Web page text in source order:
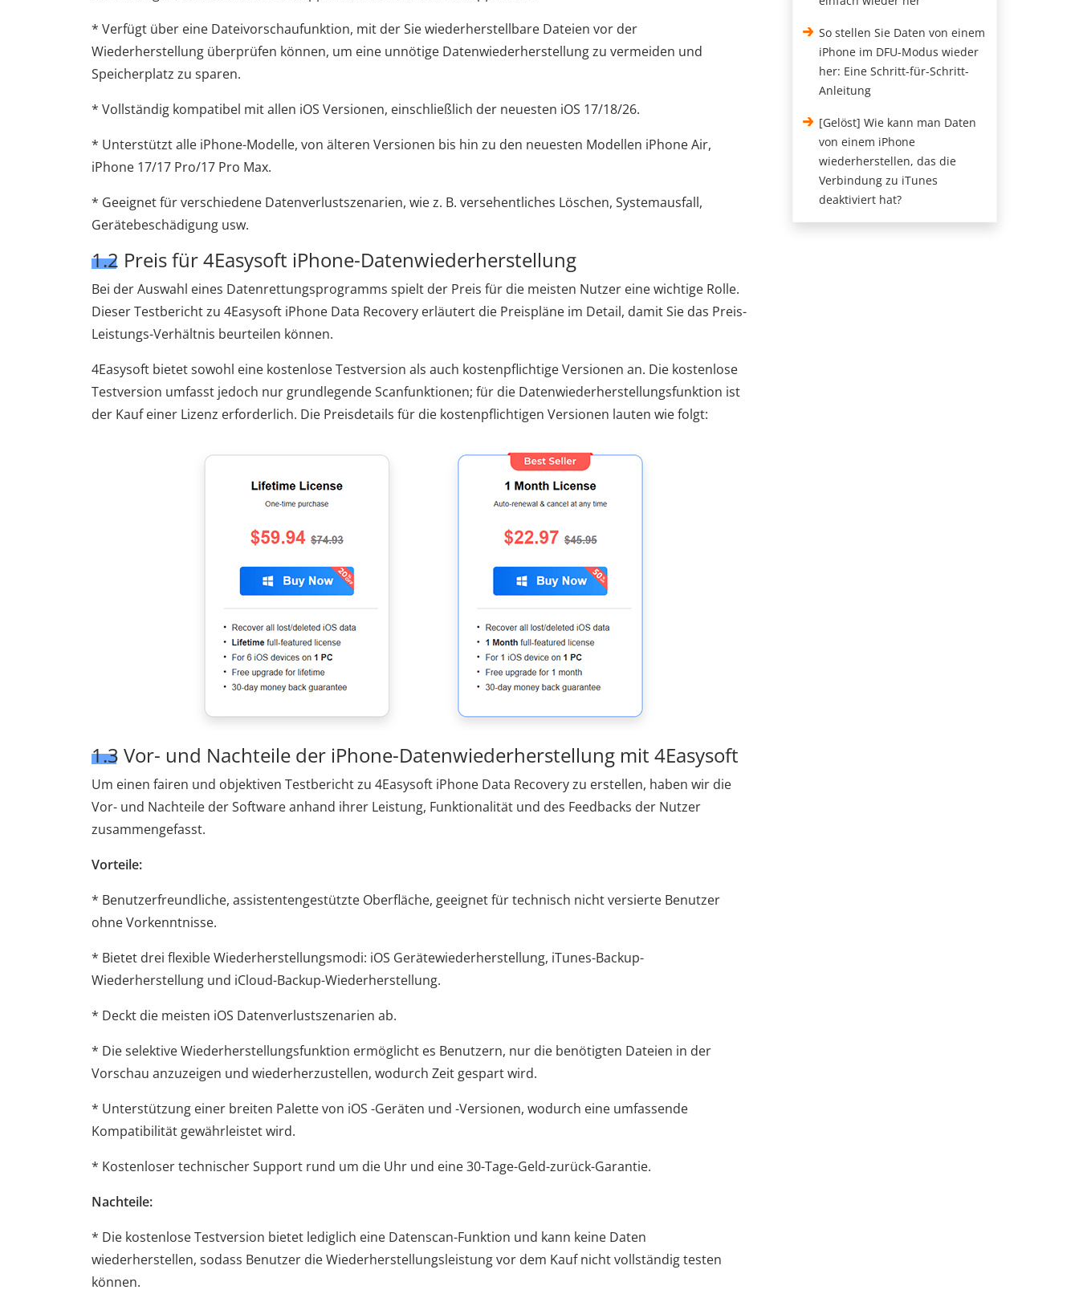
* Verfügt über eine Dateivorschaufunktion, mit der Sie wiederherstellbare Dateien vor der
Wiederherstellung überprüfen können, um eine unnötige Datenwiederherstellung zu vermeiden und
Speicherplatz zu sparen.
* Vollständig kompatibel mit allen iOS Versionen, einschließlich der neuesten iOS 17/18/26.
* Unterstützt alle iPhone-Modelle, von älteren Versionen bis hin zu den neuesten Modellen iPhone Air,
iPhone 17/17 Pro/17 Pro Max.
* Geeignet für verschiedene Datenverlustszenarien, wie z. B. versehentliches Löschen, Systemausfall,
Gerätebeschädigung usw.
1.2 Preis für 4Easysoft iPhone-Datenwiederherstellung
Bei der Auswahl eines Datenrettungsprogramms spielt der Preis für die meisten Nutzer eine wichtige Rolle.
Dieser Testbericht zu 4Easysoft iPhone Data Recovery erläutert die Preispläne im Detail, damit Sie das Preis-
Leistungs-Verhältnis beurteilen können.
4Easysoft bietet sowohl eine kostenlose Testversion als auch kostenpflichtige Versionen an. Die kostenlose
Testversion umfasst jedoch nur grundlegende Scanfunktionen; für die Datenwiederherstellungsfunktion ist
der Kauf einer Lizenz erforderlich. Die Preisdetails für die kostenpflichtigen Versionen lauten wie folgt:
1.3 Vor- und Nachteile der iPhone-Datenwiederherstellung mit 4Easysoft
Um einen fairen und objektiven Testbericht zu 4Easysoft iPhone Data Recovery zu erstellen, haben wir die
Vor- und Nachteile der Software anhand ihrer Leistung, Funktionalität und des Feedbacks der Nutzer
zusammengefasst.
Vorteile:
* Benutzerfreundliche, assistentengestützte Oberfläche, geeignet für technisch nicht versierte Benutzer
ohne Vorkenntnisse.
* Bietet drei flexible Wiederherstellungsmodi: iOS Gerätewiederherstellung, iTunes-Backup-
Wiederherstellung und iCloud-Backup-Wiederherstellung.
* Deckt die meisten iOS Datenverlustszenarien ab.
* Die selektive Wiederherstellungsfunktion ermöglicht es Benutzern, nur die benötigten Dateien in der
Vorschau anzuzeigen und wiederherzustellen, wodurch Zeit gespart wird.
* Unterstützung einer breiten Palette von iOS -Geräten und -Versionen, wodurch eine umfassende
Kompatibilität gewährleistet wird.
* Kostenloser technischer Support rund um die Uhr und eine 30-Tage-Geld-zurück-Garantie.
Nachteile:
* Die kostenlose Testversion bietet lediglich eine Datenscan-Funktion und kann keine Daten
wiederherstellen, sodass Benutzer die Wiederherstellungsleistung vor dem Kauf nicht vollständig testen
können.
So stellen Sie Daten von einem
iPhone im DFU-Modus wieder
her: Eine Schritt-für-Schritt-
Anleitung
[Gelöst] Wie kann man Daten
von einem iPhone
wiederherstellen, das die
Verbindung zu iTunes
deaktiviert hat?